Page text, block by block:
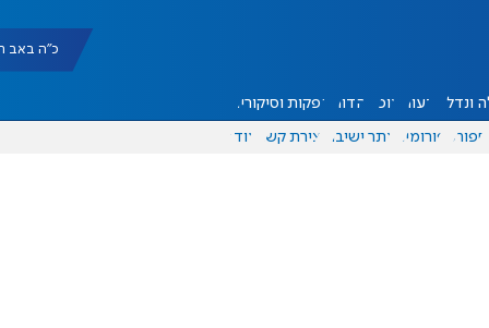
כ"ה באב תשפ"ו
ונדל"ן דעות אוכל יהדות הפקות וסיקורים
ספורט פורומים אתר ישיבה יצירת קשר עוד